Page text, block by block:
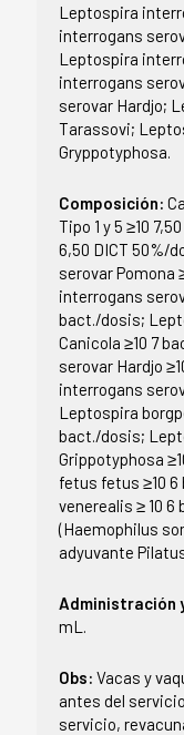
Leptospira
interrogans
Leptospira
interrogans
serovar Hardjo;
Tarassovi;
Gryppotyphosa.
Composición:
Tipo 1 y 5 ≥10
6,50 DICT 50%/
serovar Pomona
interrogans
bact./dosis;
Canicola ≥10 7
serovar Hardjo
interrogans
Leptospira
bact./dosis;
Grippotyphosa
fetus fetus ≥10
venerealis ≥ 10
(Haemophilus
adyuvante
Administración
mL.
Obs: Vacas y
antes del
servicio,